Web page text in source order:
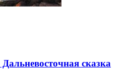
сказка